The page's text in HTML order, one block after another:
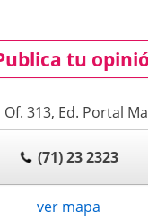
tu
313, Ed. Portal
(71) 23 2323
ver mapa